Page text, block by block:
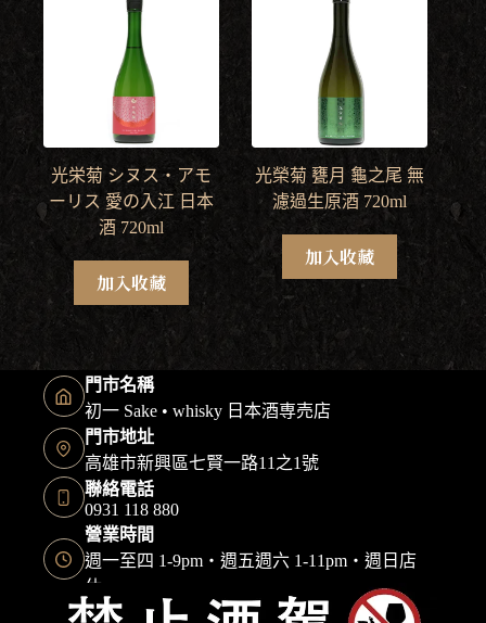
光栄菊 シヌス・アモ
ーリス 愛の入江 日本
酒 720ml
加入收藏
光榮菊 甕月 龜之尾 無
濾過生原酒 720ml
加入收藏
門市名稱
初一 Sake • whisky 日本酒専売店
門市地址
高雄市新興區七賢一路11之1號
聯絡電話
0931 118 880
營業時間
週一至四 1-9pm・週五週六 1-11pm・週日店
休
Copyright © 2026 初一日本酒 保留一切權利｜本網站由